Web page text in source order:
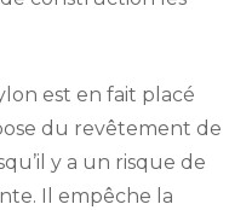
est en fait placé
du revêtement de
y a un risque de
Il empêche la